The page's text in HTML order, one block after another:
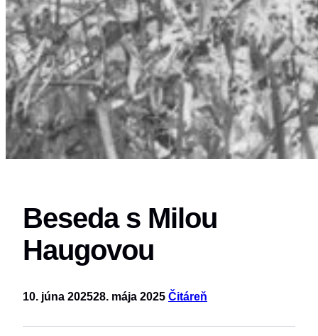
Beseda s Milou
Haugovou
10. júna 202528. mája 2025 Čitáreň